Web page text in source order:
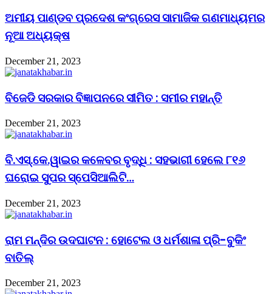
ଅମୀୟ ପାଣ୍ଡବ ପ୍ରଦେଶ କଂଗ୍ରେସ ସାମାଜିକ ଗଣମାଧ୍ୟମର
ନୂଆ ଅଧ୍ୟକ୍ଷ
December 21, 2023
ବିଜେଡି ସରକାର ବିଜ୍ଞାପନରେ ସୀମିତ : ସମୀର ମହାନ୍ତି
December 21, 2023
ବି.ଏସ୍.କେ.ୱାଇର କଳେବର ବୃଦ୍ଧି : ସହଭାଗୀ ହେଲେ ୮୧୬
ଘରୋଇ ସୁପର ସ୍ପେସିଆଲିଟି…
December 21, 2023
ରାମ ମନ୍ଦିର ଉଦଘାଟନ : ହୋଟେଲ ଓ ଧର୍ମଶାଳା ପ୍ରି-ବୁକିଂ
ବାତିଲ୍
December 21, 2023